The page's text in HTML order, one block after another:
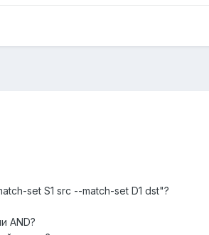
set S1 src --match-set D1 dst"?
AND?